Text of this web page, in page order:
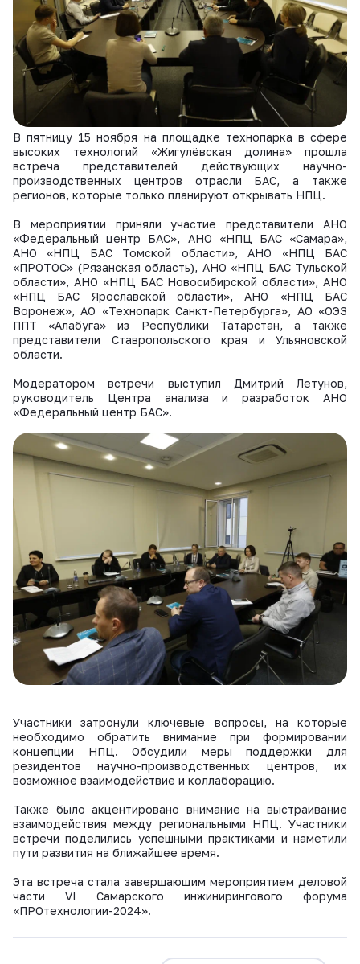
В пятницу 15 ноября на площадке технопарка в сфере
высоких технологий «Жигулёвская долина» прошла
встреча представителей действующих научно-
производственных центров отрасли БАС, а также
регионов, которые только планируют открывать НПЦ.
В мероприятии приняли участие представители АНО
«Федеральный центр БАС», АНО «НПЦ БАС «Самара»,
АНО «НПЦ БАС Томской области», АНО «НПЦ БАС
«ПРОТОС» (Рязанская область), АНО «НПЦ БАС Тульской
области», АНО «НПЦ БАС Новосибирской области», АНО
«НПЦ БАС Ярославской области», АНО «НПЦ БАС
Воронеж», АО «Технопарк Санкт-Петербурга», АО «ОЭЗ
ППТ «Алабуга» из Республики Татарстан, а также
представители Ставропольского края и Ульяновской
области.
Модератором встречи выступил Дмитрий Летунов,
руководитель Центра анализа и разработок АНО
«Федеральный центр БАС».
Участники затронули ключевые вопросы, на которые
необходимо обратить внимание при формировании
концепции НПЦ. Обсудили меры поддержки для
резидентов научно-производственных центров, их
возможное взаимодействие и коллаборацию.
Также было акцентировано внимание на выстраивание
взаимодействия между региональными НПЦ. Участники
встречи поделились успешными практиками и наметили
пути развития на ближайшее время.
Эта встреча стала завершающим мероприятием деловой
части VI Самарского инжинирингового форума
«ПРОтехнологии-2024».
ВКонтакте